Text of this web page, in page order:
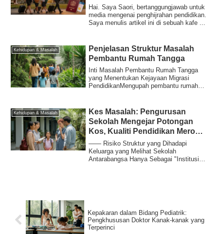
Tempatan Yang Sering Terlepas
Pandang Untuk Keluarga
Berhijrah Demi Pendidikan
Hai. Saya Saori, bertanggungjawab untuk
media mengenai penghijrahan pendidikan.
Saya menulis artikel ini di sebuah kafe ...
Kehidupan & Masalah
Penjelasan Struktur Masalah
Pembantu Rumah Tangga
Inti Masalah Pembantu Rumah Tangga
yang Menentukan Kejayaan Migrasi
PendidikanMengupah pembantu rumah
Kehidupan & Masalah
Kes Masalah: Pengurusan
Sekolah Mengejar Potongan
Kos, Kualiti Pendidikan Merosot
Mendadak
―― Risiko Struktur yang Dihadapi
Keluarga yang Melihat Sekolah
Antarabangsa Hanya Sebagai "Institusi
Kepakaran dalam Bidang Pediatrik:
Pengkhususan Doktor Kanak-kanak yang
Terperinci